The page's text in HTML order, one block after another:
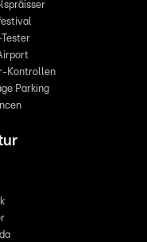
Kontrollen
Parking